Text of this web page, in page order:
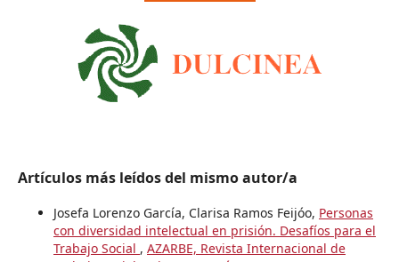
Artículos más leídos del mismo autor/a
Josefa Lorenzo García, Clarisa Ramos Feijóo, Personas
con diversidad intelectual en prisión. Desafíos para el
Trabajo Social , AZARBE, Revista Internacional de